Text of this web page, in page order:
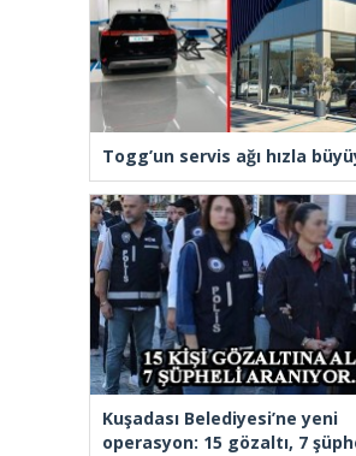
Togg’un servis ağı hızla
Kuşadası Belediyesi’ne yeni
operasyon: 15 gözaltı, 7